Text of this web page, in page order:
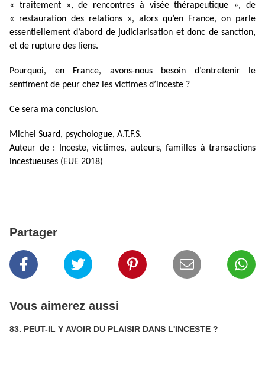
« traitement », de rencontres à visée thérapeutique », de
« restauration des relations », alors qu’en France, on parle
essentiellement d’abord de judiciarisation et donc de sanction,
et de rupture des liens.
Pourquoi, en France, avons-nous besoin d’entretenir le
sentiment de peur chez les victimes d’inceste ?
Ce sera ma conclusion.
Michel Suard, psychologue, A.T.F.S.
Auteur de : Inceste, victimes, auteurs, familles à transactions
incestueuses (EUE 2018)
Partager
Vous aimerez aussi
83. PEUT-IL Y AVOIR DU PLAISIR DANS L'INCESTE ?